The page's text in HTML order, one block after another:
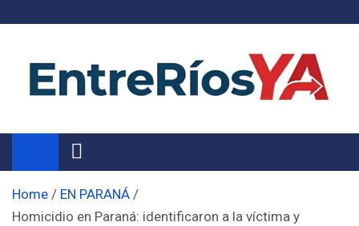
Noticias de Entre Ríos
Información de toda la provincia ahora
Home
EN PARANÁ
Homicidio en Paraná: identificaron a la víctima y